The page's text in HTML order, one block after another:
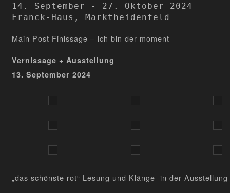
14. September - 27. Oktober 2024
Franck-Haus, Marktheidenfeld
Main Post Finissage – ich bin der moment
Vernissage + Ausstellung
13. September 2024
„das schönste rot“ Lesung und Klänge in der Ausstellung